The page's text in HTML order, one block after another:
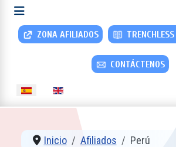
ZONA AFILIADOS
CONTÁCTENOS
Seleccione su idioma
Inicio Afiliados Perú